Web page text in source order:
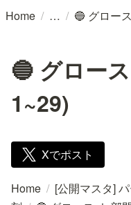
Home / / 🔵 グロー
🔵 グロー
1~29)
Xでポスト
Home / [公開マスタ]